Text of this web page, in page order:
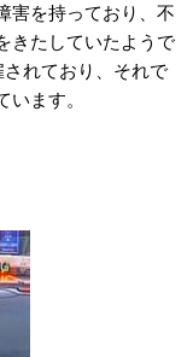
害を持っており、不
きたしていたようで
れており、それで
ます。